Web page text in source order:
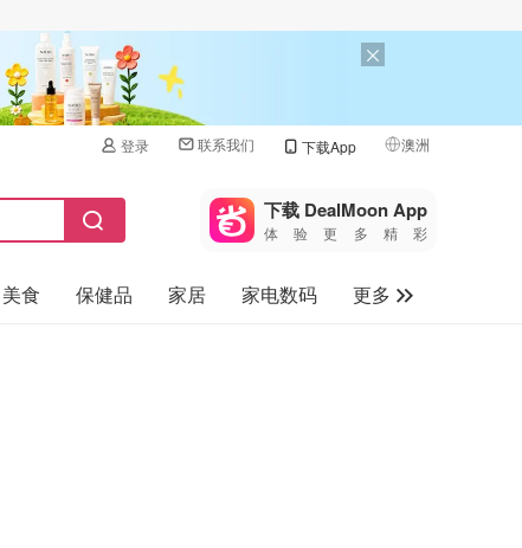
登录 联系我们 下载App 澳洲
🇺🇸
🇨🇳 中国
🇨🇦加拿大
下载 DealMoon App
体验更多精彩
美食 保健品 家居 家电数码
更多